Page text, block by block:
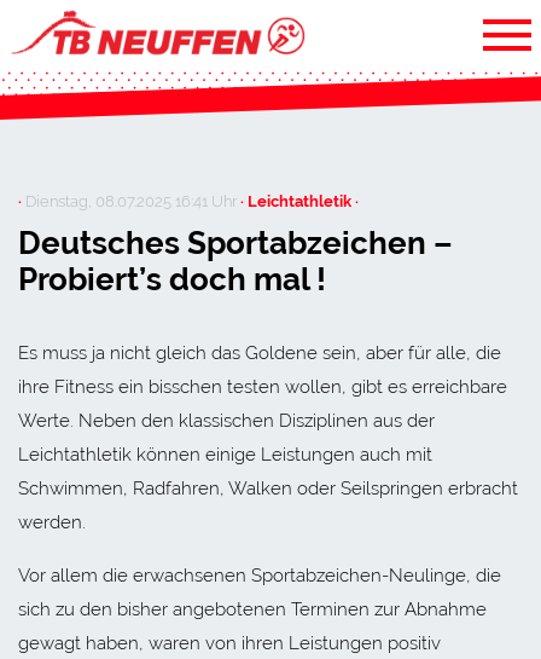
· Dienstag, 08.07.2025 16:41 Uhr· Leichtathletik ·
Deutsches Sportabzeichen –
Probiert’s doch mal !
Es muss ja nicht gleich das Goldene sein, aber für alle, die
ihre Fitness ein bisschen testen wollen, gibt es erreichbare
Werte. Neben den klassischen Disziplinen aus der
Leichtathletik können einige Leistungen auch mit
Schwimmen, Radfahren, Walken oder Seilspringen erbracht
werden.
Vor allem die erwachsenen Sportabzeichen-Neulinge, die
sich zu den bisher angebotenen Terminen zur Abnahme
gewagt haben, waren von ihren Leistungen positiv